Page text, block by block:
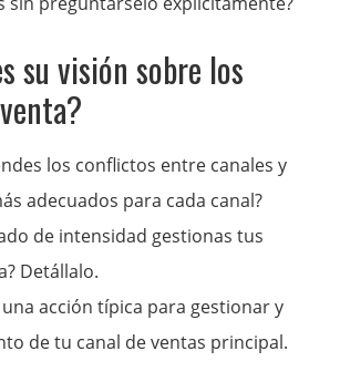
su visión sobre los
los conflictos entre canales y
adecuados para cada canal?
de intensidad gestionas tus
? Detállalo.
acción típica para gestionar y
de tu canal de ventas principal.